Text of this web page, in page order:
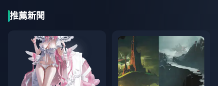
推薦新聞